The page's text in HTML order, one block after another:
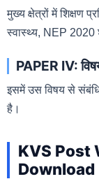
मुख्य क्षेत्रों में शिक्षण
स्वास्थ्य, NEP 2020
PAPER IV:
इसमें उस विषय से
है।
KVS Post
Download